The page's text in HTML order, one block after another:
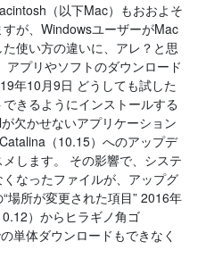
（以下Mac）もおおよそ
が、WindowsユーザーがMac
使い方の違いに、アレ？と思
アプリやソフトのダウンロード
年10月9日 どうしても試した
きるようにインストールする
欠かせないアプリケーション
（10.15）へのアップデ
します。 その影響で、システ
なったファイルが、アップグ
場所が変更された項目” 2016年
）からヒラギノ角ゴ
単体ダウンロードもできなく